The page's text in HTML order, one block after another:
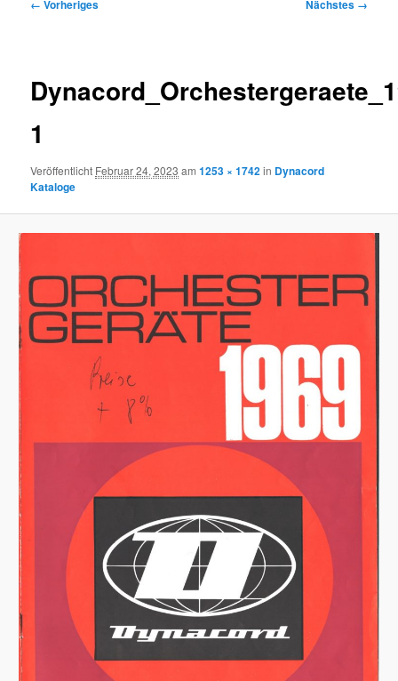
← Vorheriges Nächstes →
1
Veröffentlicht Februar 24, 2023 am1253 × 1742in Dynacord
Kataloge